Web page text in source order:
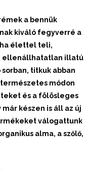
a bennük
kiváló fegyverré a
ha élettel teli,
ellenállhatatlan illatú
titkuk abban
természetes módon
és a fölösleges
készen is áll az új
válogattunk
alma, a szőlő,